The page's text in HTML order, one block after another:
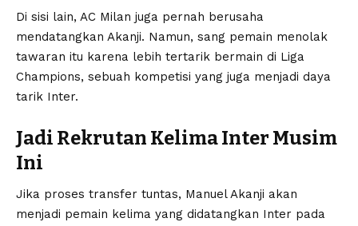
Di sisi lain, AC Milan juga pernah berusaha
mendatangkan Akanji. Namun, sang pemain menolak
tawaran itu karena lebih tertarik bermain di Liga
Champions, sebuah kompetisi yang juga menjadi daya
tarik Inter.
Jadi Rekrutan Kelima Inter Musim
Ini
Jika proses transfer tuntas, Manuel Akanji akan
menjadi pemain kelima yang didatangkan Inter pada